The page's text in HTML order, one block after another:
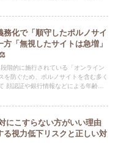
務化で「順守したポルノサイ
方「無視したサイトは急増」
階的に施行されている「オンライン
を防ぐため、ポルノサイトを含む多く
顔認証や銀行情報などによる年齢確
にこすらない方がいい理由
る視力低下リスクと正しい対